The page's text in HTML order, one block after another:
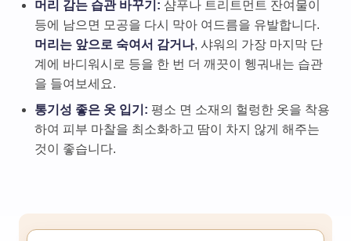
머리 감는 습관 바꾸기: 샴푸나 트리트먼트 잔여물이
등에 남으면 모공을 다시 막아 여드름을 유발합니다.
머리는 앞으로 숙여서 감거나, 샤워의 가장 마지막 단
계에 바디워시로 등을 한 번 더 깨끗이 헹궈내는 습관
을 들여보세요.
통기성 좋은 옷 입기: 평소 면 소재의 헐렁한 옷을 착용
하여 피부 마찰을 최소화하고 땀이 차지 않게 해주는
것이 좋습니다.